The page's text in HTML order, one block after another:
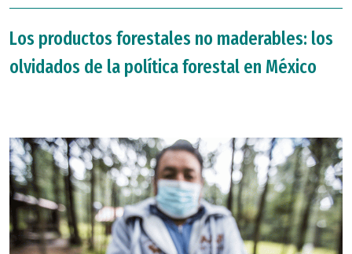
Los productos forestales no maderables: los
olvidados de la política forestal en México